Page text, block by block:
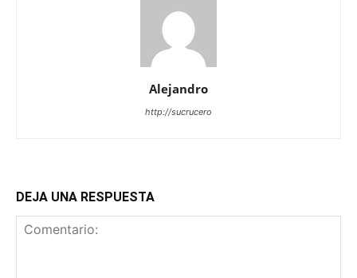
Alejandro
http://sucrucero
DEJA UNA RESPUESTA